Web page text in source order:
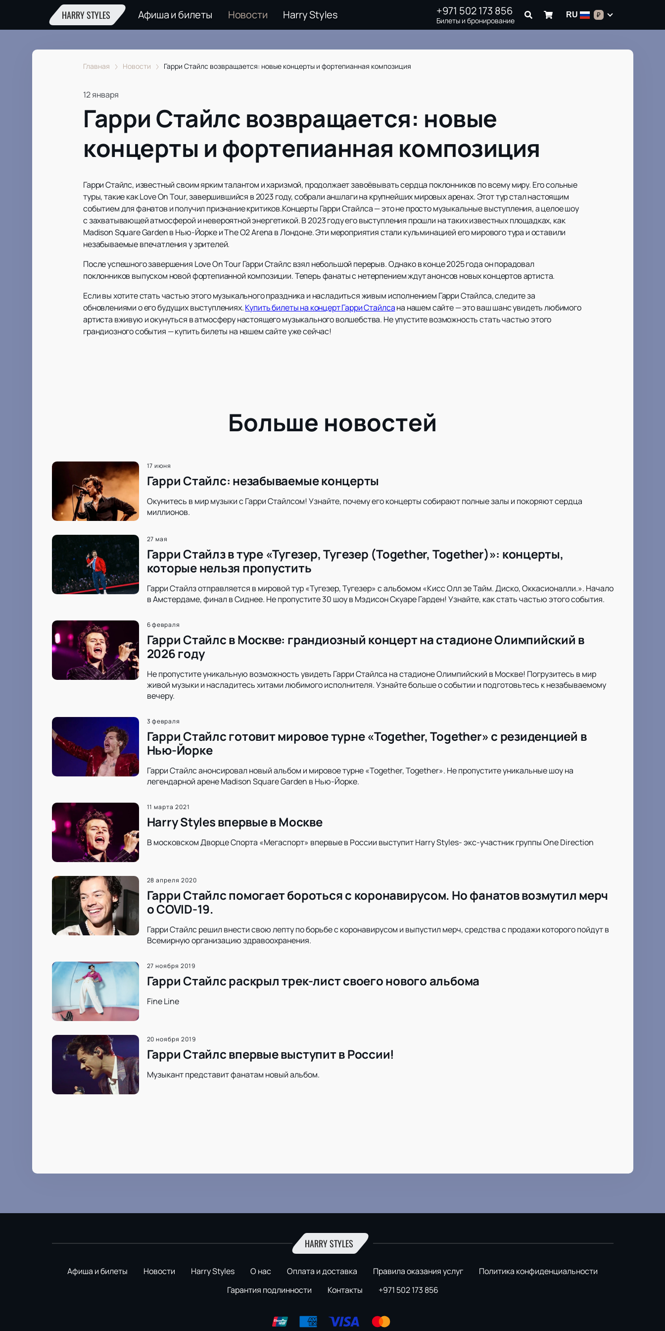
HARRY STYLES Афиша и билеты Новости Harry Styles +971 502 173 856
Билеты и бронирование
RU ₽
Главная Новости Гарри Стайлс возвращается: новые концерты и фортепианная композиция
12 января
Гарри Стайлс возвращается: новые
концерты и фортепианная композиция
Гарри Стайлс, известный своим ярким талантом и харизмой, продолжает завоёвывать сердца поклонников по всему миру. Его сольные
туры, такие как Love On Tour, завершившийся в 2023 году, собрали аншлаги на крупнейших мировых аренах. Этот тур стал настоящим
событием для фанатов и получил признание критиков.Концерты Гарри Стайлса — это не просто музыкальные выступления, а целое шоу
с захватывающей атмосферой и невероятной энергетикой. В 2023 году его выступления прошли на таких известных площадках, как
Madison Square Garden в Нью-Йорке и The O2 Arena в Лондоне. Эти мероприятия стали кульминацией его мирового тура и оставили
незабываемые впечатления у зрителей.
После успешного завершения Love On Tour Гарри Стайлс взял небольшой перерыв. Однако в конце 2025 года он порадовал
поклонников выпуском новой фортепианной композиции. Теперь фанаты с нетерпением ждут анонсов новых концертов артиста.
Если вы хотите стать частью этого музыкального праздника и насладиться живым исполнением Гарри Стайлса, следите за
обновлениями о его будущих выступлениях.Купить билеты на концерт Гарри Стайлсана нашем сайте — это ваш шанс увидеть любимого
артиста вживую и окунуться в атмосферу настоящего музыкального волшебства. Не упустите возможность стать частью этого
грандиозного события — купить билеты на нашем сайте уже сейчас!
Больше новостей
17 июня
Гарри Стайлс: незабываемые концерты
Окунитесь в мир музыки с Гарри Стайлсом! Узнайте, почему его концерты собирают полные залы и покоряют сердца
миллионов.
27 мая
Гарри Стайлз в туре «Тугезер, Тугезер (Together, Together)»: концерты,
которые нельзя пропустить
Гарри Стайлз отправляется в мировой тур «Тугезер, Тугезер» с альбомом «Кисс Олл зе Тайм. Диско, Оккасионалли.». Начало
в Амстердаме, финал в Сиднее. Не пропустите 30 шоу в Мэдисон Скуаре Гарден! Узнайте, как стать частью этого события.
6 февраля
Гарри Стайлс в Москве: грандиозный концерт на стадионе Олимпийский в
2026 году
Не пропустите уникальную возможность увидеть Гарри Стайлса на стадионе Олимпийский в Москве! Погрузитесь в мир
живой музыки и насладитесь хитами любимого исполнителя. Узнайте больше о событии и подготовьтесь к незабываемому
вечеру.
3 февраля
Гарри Стайлс готовит мировое турне «Together, Together» с резиденцией в
Нью-Йорке
Гарри Стайлс анонсировал новый альбом и мировое турне «Together, Together». Не пропустите уникальные шоу на
легендарной арене Madison Square Garden в Нью-Йорке.
11 марта 2021
Harry Styles впервые в Москве
В московском Дворце Спорта «Мегаспорт» впервые в России выступит Harry Styles- экс-участник группы One Direction
28 апреля 2020
Гарри Стайлс помогает бороться с коронавирусом. Но фанатов возмутил мерч
о COVID-19.
Гарри Стайлс решил внести свою лепту по борьбе с коронавирусом и выпустил мерч, средства с продажи которого пойдут в
Всемирную организацию здравоохранения.
27 ноября 2019
Гарри Стайлс раскрыл трек-лист своего нового альбома
Fine Line
20 ноября 2019
Гарри Стайлс впервые выступит в России!
Музыкант представит фанатам новый альбом.
HARRY STYLES
Афиша и билеты Новости Harry Styles О нас Оплата и доставка Правила оказания услуг
Политика конфиденциальности
Гарантия подлинности
Контакты +971 502 173 856